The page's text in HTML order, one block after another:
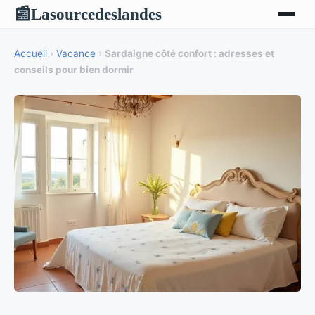
📰Lasourcedeslandes
Accueil › Vacance › Sardaigne côté confort : adresses et
conseils pour bien dormir